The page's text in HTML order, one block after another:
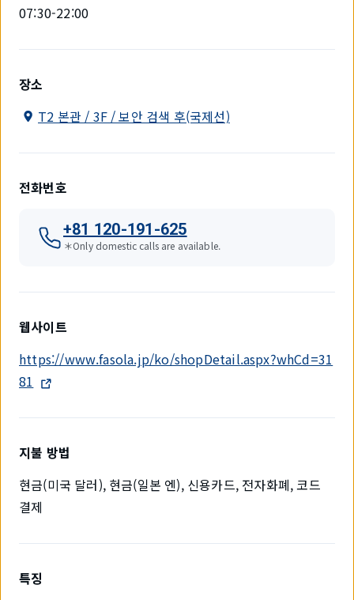
07:30-22:00
장소
T2 본관 / 3F / 보안 검색 후(국제선)
전화번호
+81 120-191-625
＊Only domestic calls are available.
웹사이트
https://www.fasola.jp/ko/shopDetail.aspx?whCd=31
81
지불 방법
현금(미국 달러), 현금(일본 엔), 신용카드, 전자화폐, 코드
결제
특징